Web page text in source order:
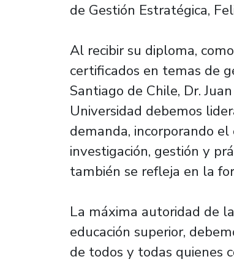
de Gestión Estratégica,
Al recibir su diploma,
certificados en temas de
Santiago de Chile, Dr.
Universidad debemos
demanda, incorporando
investigación, gestión y
también se refleja en la
La máxima autoridad de
educación superior,
de todos y todas quienes